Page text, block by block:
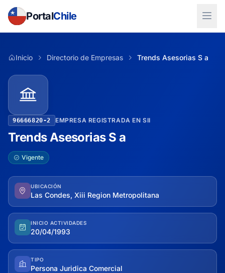
PortalChile
Inicio Directorio de Empresas Trends Asesorias S a
96666820-2 EMPRESA REGISTRADA EN SII
Trends Asesorias S a
Vigente
UBICACIÓN
Las Condes, Xiii Region Metropolitana
INICIO ACTIVIDADES
20/04/1993
TIPO
Persona Juridica Comercial